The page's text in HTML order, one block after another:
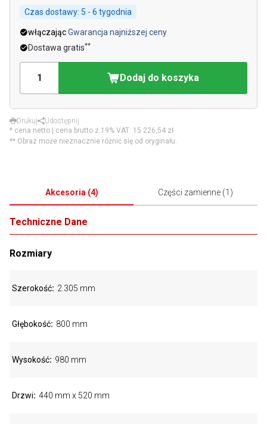
Czas dostawy: 5 - 6 tygodnia
włączającGwarancja najniższej ceny
Dostawa gratis**
Dodaj do koszyka
Drukuj
Udostępnij
* cena netto | cena brutto z 19% VAT: 15 226,54 zł
** Obraz może nieznacznie różnić się od oryginału.
Akcesoria (4) Części zamienne (1 )
Techniczne Dane
Rozmiary
Szerokość 2.305 mm
Głębokość 800 mm
Wysokość 980 mm
Drzwi 440 mm x 520 mm